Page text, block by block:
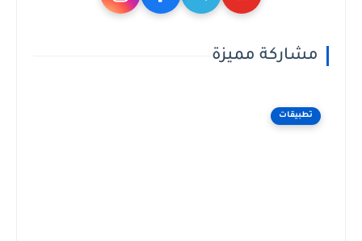
مشاركة مميزة
تطبيقات